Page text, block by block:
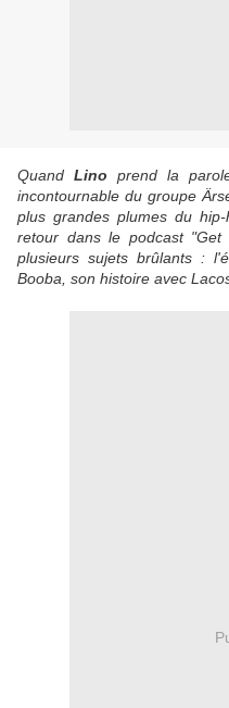
Quand Lino prend la
incontournable du groupe
plus grandes plumes du
retour dans le podcast
plusieurs sujets brûlants :
Booba, son histoire avec